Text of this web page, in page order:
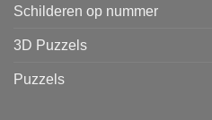
Schilderen op nummer
3D Puzzels
Puzzels